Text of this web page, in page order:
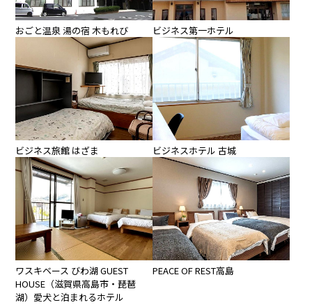
おごと温泉 湯の宿 木もれび ビジネス第一ホテル
ビジネス旅館 はざま ビジネスホテル 古城
ワスキベース びわ湖 GUEST
HOUSE（滋賀県高島市・琵琶
湖）愛犬と泊まれるホテル
PEACE OF REST高島